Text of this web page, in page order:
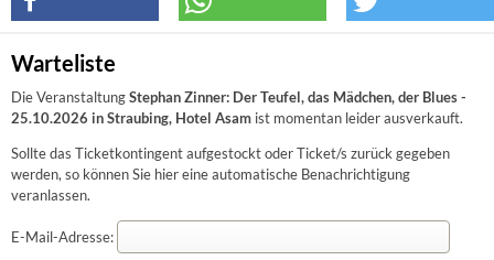
Warteliste
Die VeranstaltungStephan Zinner: Der Teufel, das Mädchen, der Blues -
25.10.2026 in Straubing, Hotel Asam ist momentan leider ausverkauft.
Sollte das Ticketkontingent aufgestockt oder Ticket/s zurück gegeben
werden, so können Sie hier eine automatische Benachrichtigung
veranlassen.
E-Mail-Adresse: